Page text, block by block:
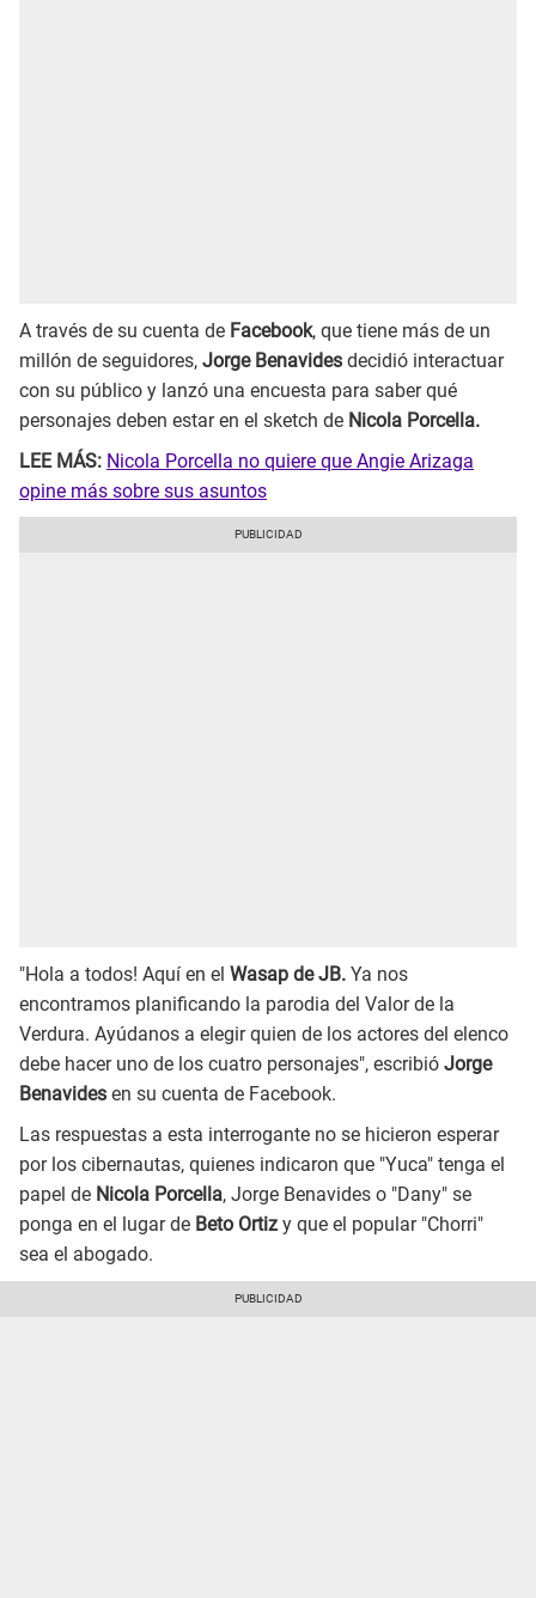
A través de su cuenta de Facebook, que tiene más de un
millón de seguidores, Jorge Benavides decidió interactuar
con su público y lanzó una encuesta para saber qué
personajes deben estar en el sketch de Nicola Porcella.
LEE MÁS: Nicola Porcella no quiere que Angie Arizaga
opine más sobre sus asuntos
"Hola a todos! Aquí en el Wasap de JB. Ya nos
encontramos planificando la parodia del Valor de la
Verdura. Ayúdanos a elegir quien de los actores del elenco
debe hacer uno de los cuatro personajes", escribió Jorge
Benavides en su cuenta de Facebook.
Las respuestas a esta interrogante no se hicieron esperar
por los cibernautas, quienes indicaron que "Yuca" tenga el
papel de Nicola Porcella, Jorge Benavides o "Dany" se
ponga en el lugar de Beto Ortiz y que el popular "Chorri"
sea el abogado.